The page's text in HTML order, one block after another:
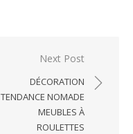
Next Post
DÉCORATION
TENDANCE NOMADE
MEUBLES À
ROULETTES